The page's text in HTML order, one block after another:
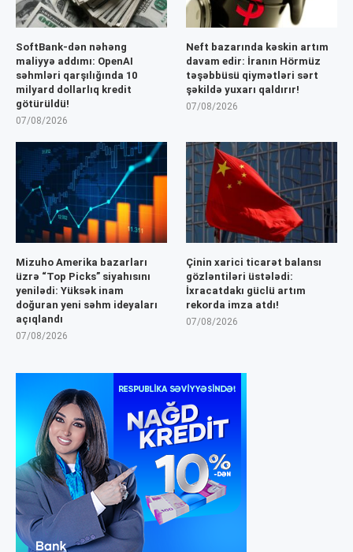
SoftBank-dən nəhəng
maliyyə addımı: OpenAI
səhmləri qarşılığında 10
milyard dollarlıq kredit
götürüldü!
07/08/2026
Neft bazarında kəskin artım
davam edir: İranın Hörmüz
təşəbbüsü qiymətləri sərt
şəkildə yuxarı qaldırır!
07/08/2026
Mizuho Amerika bazarları
üzrə “Top Picks” siyahısını
yenilədi: Yüksək inam
doğuran yeni səhm ideyaları
açıqlandı
07/08/2026
Çinin xarici ticarət balansı
gözləntiləri üstələdi:
İxracatdakı güclü artım
rekorda imza atdı!
07/08/2026